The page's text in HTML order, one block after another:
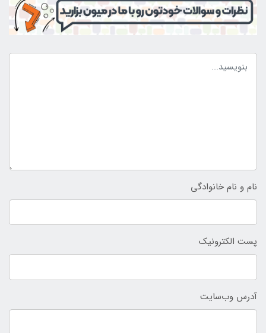
نام و نام خانوادگی
پست الکترونیک
آدرس وب‌سایت